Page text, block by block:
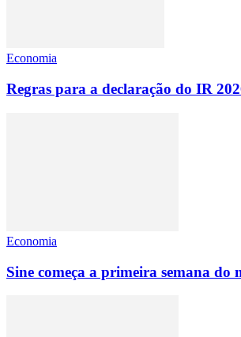
Economia
Regras para a declaração do IR
Economia
Sine começa a primeira semana do